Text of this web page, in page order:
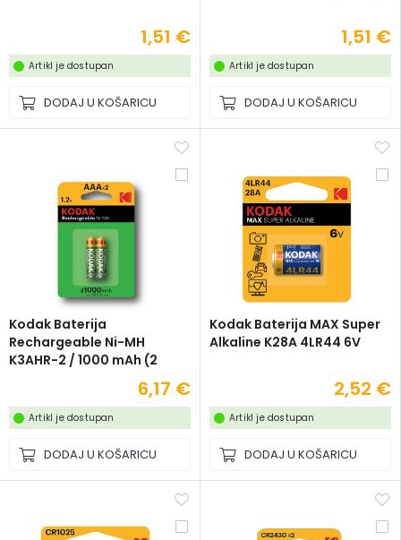
1,51 €
Artikl je dostupan
DODAJ U KOŠARICU
1,51 €
Artikl je dostupan
DODAJ U KOŠARICU
Kodak Baterija
Rechargeable Ni-MH
K3AHR-2 / 1000 mAh (2
6,17 €
Artikl je dostupan
DODAJ U KOŠARICU
Kodak Baterija MAX Super
Alkaline K28A 4LR44 6V
2,52 €
Artikl je dostupan
DODAJ U KOŠARICU